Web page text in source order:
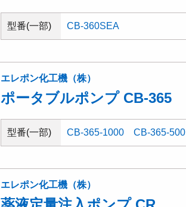
型番(一部) CB-360SEA
エレポン化工機（株）
ポータブルポンプ CB-365
型番(一部) CB-365-1000 CB-365-500
エレポン化工機（株）